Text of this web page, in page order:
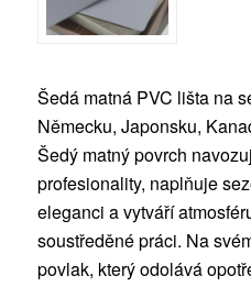
Šedá matná PVC lišta na
Německu, Japonsku,
Šedý matný povrch
profesionality, naplňuje
eleganci a vytváří
soustředěné práci. Na
povlak, který odolává